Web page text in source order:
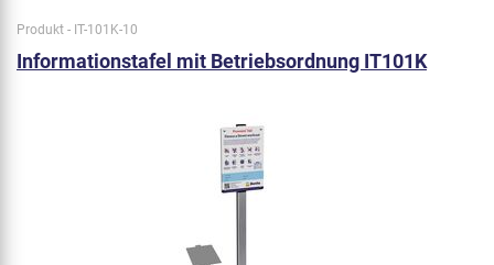
Produkt - IT-101K-10
Informationstafel mit Betriebsordnung IT101K